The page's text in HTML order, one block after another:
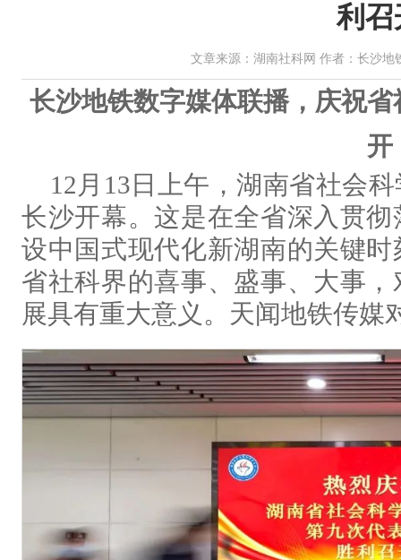
利召
文章来源：湖南社科网 作者：长沙地
长沙地铁数字媒体联播，庆祝
开
12月13日上午，湖南省社会
长沙开幕。这是在全省深入贯
设中国式现代化新湖南的关键
省社科界的喜事、盛事、大事
展具有重大意义。天闻地铁传媒